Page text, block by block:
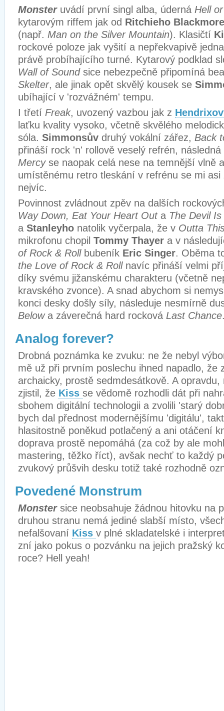
Monster uvádí první singl alba, úderná Hell
kytarovým riffem jak od Ritchieho
(např. Man on the Silver Mountain). Klasičtí
rockové poloze jak vyšití a nepřekvapivě
právě probíhajícího turné. Kytarový podklad
Wall of Soundsice nebezpečně připomíná
Skelter, ale jinak opět skvělý kousek se
ubíhající v 'rozvážném' tempu.
I třetí Freak, uvozený vazbou jak z
laťku kvality vysoko, včetně skvělého
sóla. Simmonsův druhý vokální zářez, Back
přináší rock 'n' rollově veselý refrén, následná
Mercyse naopak celá nese na temnější vlně
umístěnému retro tleskání v refrénu se mi
nejvíc.
Povinnost zvládnout zpěv na dalších
Way Down, Eat Your Heart Out a The Devil
a Stanleyho natolik vyčerpala, že v Outta
mikrofonu chopil Tommy Thayer a v
of Rock & Rollbubeník Eric Singer. Oběma
the Love of Rock & Rollnavíc přináší velmi
díky svému jižanskému charakteru (včetně
kravského zvonce). A snad abychom si
konci desky došly síly, následuje nesmírně
Belowa záverečná hard rocková Last Chance
Analog forever?
Drobná poznámka ke zvuku: ne že nebyl
mě už při prvním poslechu ihned napadlo, že
archaicky, prostě sedmdesátkově. A opravdu,
zjistil, že Kiss se vědomě rozhodli dát při
sbohem digitální technologii a zvolili 'starý
bych dal přednost modernějšímu 'digitálu',
hlasitostně poněkud potlačený a ani otáčení
doprava prostě nepomáhá (za což by ale
mastering, těžko říct), avšak nechť to každý
zvukový průšvih desku totiž také rozhodně
Povedené Monstrum
Monster sice neobsahuje žádnou hitovku na
druhou stranu nemá jediné slabší místo,
nefalšovaní Kiss v plné skladatelské i
zní jako pokus o pozvánku na jejich pražský
roce? Hell yeah!